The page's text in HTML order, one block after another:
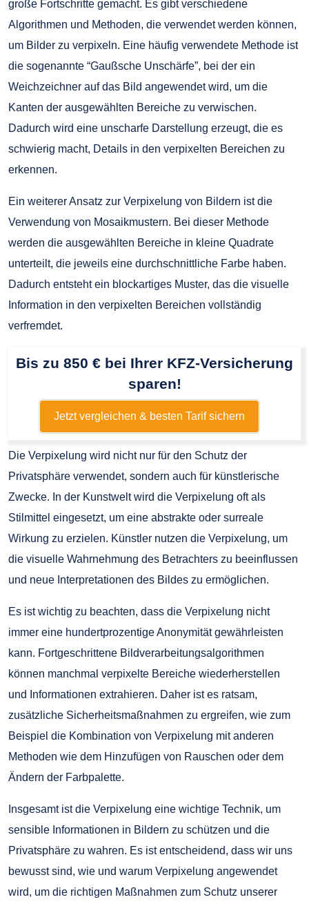
große Fortschritte gemacht. Es gibt verschiedene
Algorithmen und Methoden, die verwendet werden können,
um Bilder zu verpixeln. Eine häufig verwendete Methode ist
die sogenannte “Gaußsche Unschärfe”, bei der ein
Weichzeichner auf das Bild angewendet wird, um die
Kanten der ausgewählten Bereiche zu verwischen.
Dadurch wird eine unscharfe Darstellung erzeugt, die es
schwierig macht, Details in den verpixelten Bereichen zu
erkennen.
Ein weiterer Ansatz zur Verpixelung von Bildern ist die
Verwendung von Mosaikmustern. Bei dieser Methode
werden die ausgewählten Bereiche in kleine Quadrate
unterteilt, die jeweils eine durchschnittliche Farbe haben.
Dadurch entsteht ein blockartiges Muster, das die visuelle
Information in den verpixelten Bereichen vollständig
verfremdet.
Bis zu 850 € bei Ihrer KFZ-Versicherung
sparen!
Jetzt vergleichen & besten Tarif sichern
Die Verpixelung wird nicht nur für den Schutz der
Privatsphäre verwendet, sondern auch für künstlerische
Zwecke. In der Kunstwelt wird die Verpixelung oft als
Stilmittel eingesetzt, um eine abstrakte oder surreale
Wirkung zu erzielen. Künstler nutzen die Verpixelung, um
die visuelle Wahrnehmung des Betrachters zu beeinflussen
und neue Interpretationen des Bildes zu ermöglichen.
Es ist wichtig zu beachten, dass die Verpixelung nicht
immer eine hundertprozentige Anonymität gewährleisten
kann. Fortgeschrittene Bildverarbeitungsalgorithmen
können manchmal verpixelte Bereiche wiederherstellen
und Informationen extrahieren. Daher ist es ratsam,
zusätzliche Sicherheitsmaßnahmen zu ergreifen, wie zum
Beispiel die Kombination von Verpixelung mit anderen
Methoden wie dem Hinzufügen von Rauschen oder dem
Ändern der Farbpalette.
Insgesamt ist die Verpixelung eine wichtige Technik, um
sensible Informationen in Bildern zu schützen und die
Privatsphäre zu wahren. Es ist entscheidend, dass wir uns
bewusst sind, wie und warum Verpixelung angewendet
wird, um die richtigen Maßnahmen zum Schutz unserer